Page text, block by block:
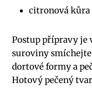
citronová kůra
Postup⁢ přípravy je
suroviny smíchejte
dortové formy a
Hotový pečený